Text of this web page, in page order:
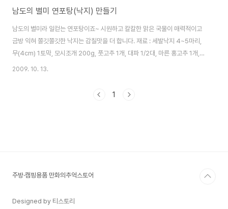
남도의 별미 연포탕(낙지) 만들기
남도의 별미라 일컫는 연포탕이죠~ 시원하고 칼칼한 맑은 국물이 매력적이고
금방 익혀 쫄깃쫄깃한 낙지는 감칠맛을 더 합니다. 재료 : 세발낙지 4~5마리,
무(4cm) 1토막, 모시조개 200g, 풋고추 1개, 대파 1/2대, 마른 홍고추 1개,
다진마늘 1ts, 굵은 소금 1T, 밀가루 2T, 소금 약간 북어머리 2마리, 양파 1/2
2009. 10. 13.
1
주방·캠핑용품 만화의추억스토어
Designed by 티스토리